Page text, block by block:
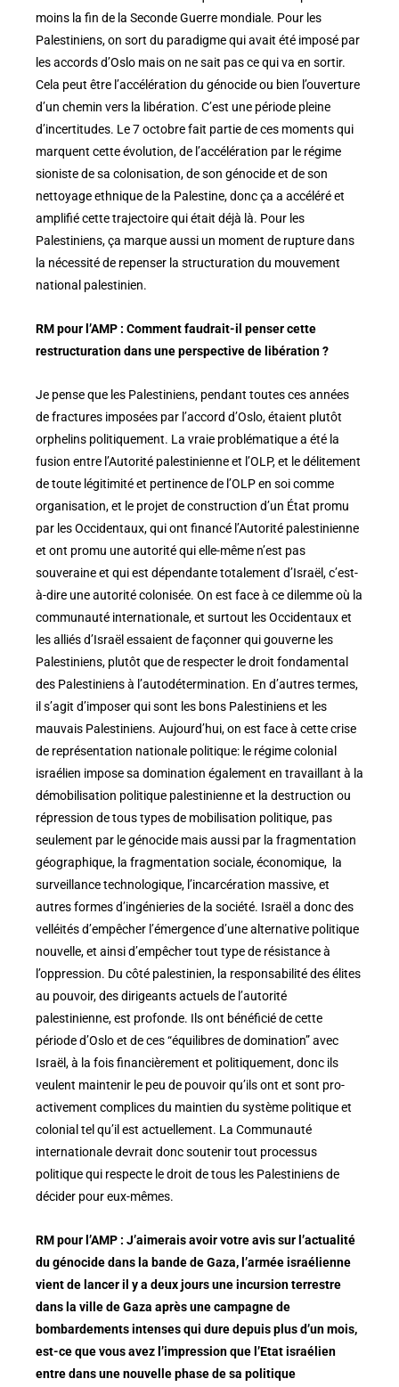
moins la fin de la Seconde Guerre mondiale. Pour les
Palestiniens, on sort du paradigme qui avait été imposé par
les accords d’Oslo mais on ne sait pas ce qui va en sortir.
Cela peut être l’accélération du génocide ou bien l’ouverture
d’un chemin vers la libération. C’est une période pleine
d’incertitudes. Le 7 octobre fait partie de ces moments qui
marquent cette évolution, de l’accélération par le régime
sioniste de sa colonisation, de son génocide et de son
nettoyage ethnique de la Palestine, donc ça a accéléré et
amplifié cette trajectoire qui était déjà là. Pour les
Palestiniens, ça marque aussi un moment de rupture dans
la nécessité de repenser la structuration du mouvement
national palestinien.
RM pour l’AMP : Comment faudrait-il penser cette
restructuration dans une perspective de libération ?
Je pense que les Palestiniens, pendant toutes ces années
de fractures imposées par l’accord d’Oslo, étaient plutôt
orphelins politiquement. La vraie problématique a été la
fusion entre l’Autorité palestinienne et l’OLP, et le délitement
de toute légitimité et pertinence de l’OLP en soi comme
organisation, et le projet de construction d’un État promu
par les Occidentaux, qui ont financé l’Autorité palestinienne
et ont promu une autorité qui elle-même n’est pas
souveraine et qui est dépendante totalement d’Israël, c’est-
à-dire une autorité colonisée. On est face à ce dilemme où la
communauté internationale, et surtout les Occidentaux et
les alliés d’Israël essaient de façonner qui gouverne les
Palestiniens, plutôt que de respecter le droit fondamental
des Palestiniens à l’autodétermination. En d’autres termes,
il s’agit d’imposer qui sont les bons Palestiniens et les
mauvais Palestiniens. Aujourd’hui, on est face à cette crise
de représentation nationale politique: le régime colonial
israélien impose sa domination également en travaillant à la
démobilisation politique palestinienne et la destruction ou
répression de tous types de mobilisation politique, pas
seulement par le génocide mais aussi par la fragmentation
géographique, la fragmentation sociale, économique, la
surveillance technologique, l’incarcération massive, et
autres formes d’ingénieries de la société. Israël a donc des
velléités d’empêcher l’émergence d’une alternative politique
nouvelle, et ainsi d’empêcher tout type de résistance à
l’oppression. Du côté palestinien, la responsabilité des élites
au pouvoir, des dirigeants actuels de l’autorité
palestinienne, est profonde. Ils ont bénéficié de cette
période d’Oslo et de ces “équilibres de domination” avec
Israël, à la fois financièrement et politiquement, donc ils
veulent maintenir le peu de pouvoir qu’ils ont et sont pro-
activement complices du maintien du système politique et
colonial tel qu’il est actuellement. La Communauté
internationale devrait donc soutenir tout processus
politique qui respecte le droit de tous les Palestiniens de
décider pour eux-mêmes.
RM pour l’AMP : J’aimerais avoir votre avis sur l’actualité
du génocide dans la bande de Gaza, l’armée israélienne
vient de lancer il y a deux jours une incursion terrestre
dans la ville de Gaza après une campagne de
bombardements intenses qui dure depuis plus d’un mois,
est-ce que vous avez l’impression que l’Etat israélien
entre dans une nouvelle phase de sa politique